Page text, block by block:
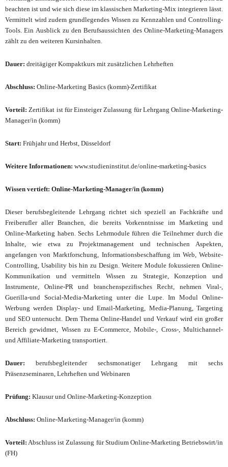
beachten ist und wie sich diese im klassischen Marketing-Mix integrieren lässt.
Vermittelt wird zudem grundlegendes Wissen zu Kennzahlen und Controlling-
Tools. Ein Ausblick zu den Berufsaussichten des Online-Marketing-Managers
zählt zu den weiteren Kursinhalten.
Dauer: dreitägiger Kompaktkurs mit zusätzlichen Lehrheften
Abschluss: Online-Marketing Basics (komm)-Zertifikat
Vorteil: Zertifikat ist für Einsteiger Zulassung für Lehrgang Online-Marketing-
Manager/in (komm)
Start: Frühjahr und Herbst, Düsseldorf
Weitere Informationen: www.studieninstitut.de/online-marketing-basics
Wissen vertieft: Online-Marketing-Manager/in (komm)
Dieser berufsbegleitende Lehrgang richtet sich speziell an Fachkräfte und
Freiberufler aller Branchen, die bereits Vorkenntnisse im Marketing und
Online-Marketing haben. Sechs Lehrmodule führen die Teilnehmer durch die
Inhalte, wie etwa zu Projektmanagement und technischen Aspekten,
angefangen von Marktforschung, Informationsbeschaffung im Web, Website-
Controlling, Usability bis hin zu Design. Weitere Module fokussieren Online-
Kommunikation und vermitteln Wissen zu Strategie, Konzeption und
Instrumente, Online-PR und branchenspezifisches Recht, nehmen Viral-,
Guerilla-und Social-Media-Marketing unter die Lupe. Im Modul Online-
Werbung werden Display- und Email-Marketing, Media-Planung, Targeting
und SEO untersucht. Dem Thema Online-Handel und Verkauf wird ein großer
Bereich gewidmet, Wissen zu E-Commerce, Mobile-, Cross-, Multichannel-
und Affiliate-Marketing transportiert.
Dauer: berufsbegleitender sechsmonatiger Lehrgang mit sechs
Präsenzseminaren, Lehrheften und Webinaren
Prüfung: Klausur und Online-Marketing-Konzeption
Abschluss: Online-Marketing-Manager/in (komm)
Vorteil: Abschluss ist Zulassung für Studium Online-Marketing Betriebswirt/in
(FH)